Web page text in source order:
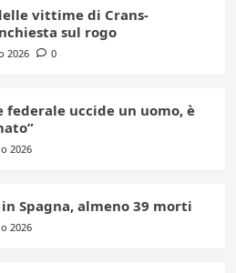
vittime di Crans-
sul rogo
2026 0
federale uccide un uomo, è
2026
Spagna, almeno 39 morti
2026